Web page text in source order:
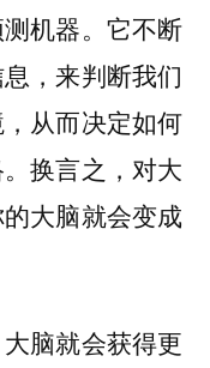
机器。 它不断
，来判断我们
从而决定如何
换言之，对大
大脑就会变成
脑就会获得更